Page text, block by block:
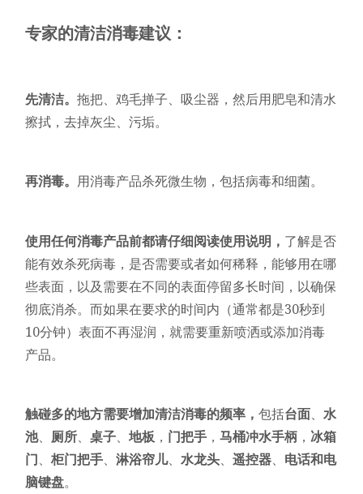
专家的清洁消毒建议：
先清洁。拖把、鸡毛掸子、吸尘器，然后用肥皂和清水
擦拭，去掉灰尘、污垢。
再消毒。 用消毒产品杀死微生物，包括病毒和细菌。
使用任何消毒产品前都请仔细阅读使用说明， 了解是否
能有效杀死病毒，是否需要或者如何稀释，能够用在哪
些表面，以及需要在不同的表面停留多长时间，以确保
彻底消杀。而如果在要求的时间内（通常都是30秒到
10分钟）表面不再湿润，就需要重新喷洒或添加消毒
产品。
触碰多的地方需要增加清洁消毒的频率，包括台面、水
池、 厕所、桌子、地板 ， 门把手 ，马桶冲水手柄 ，冰箱
门 、柜门把手、淋浴帘儿、水龙头、遥控器、 电话和电
脑键盘。